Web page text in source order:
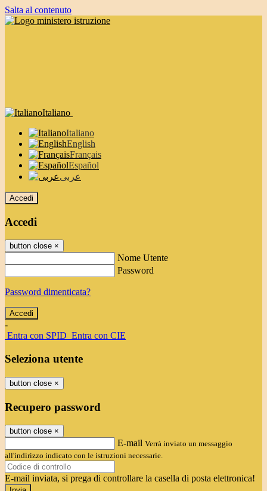
Salta al contenuto
Italiano
Italiano
English
Français
Español
عربى
Accedi
Accedi
button close ×
Nome Utente
Password
Password dimenticata?
-
Entra con SPID Entra con CIE
Seleziona utente
button close ×
Recupero password
button close ×
E-mail Verrà inviato un messaggio
all'indirizzo indicato con le istruzioni necessarie.
E-mail inviata, si prega di controllare la casella di posta elettronica!